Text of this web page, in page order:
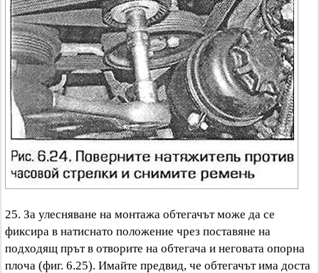
25. За улесняване на монтажа обтегачът може да се
фиксира в натиснато положение чрез поставяне на
подходящ прът в отворите на обтегача и неговата опорна
плоча (фиг. 6.25). Имайте предвид, че обтегачът има доста